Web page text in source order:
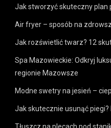
Jak stworzyć skuteczny plan
Air fryer – sposób na
Jak rozświetlić twarz? 12
Spa Mazowieckie: Odkryj
regionie Mazowsze
Modne swetry na jesień –
Jak skutecznie usunąć
Tłuszcz na plecach pod